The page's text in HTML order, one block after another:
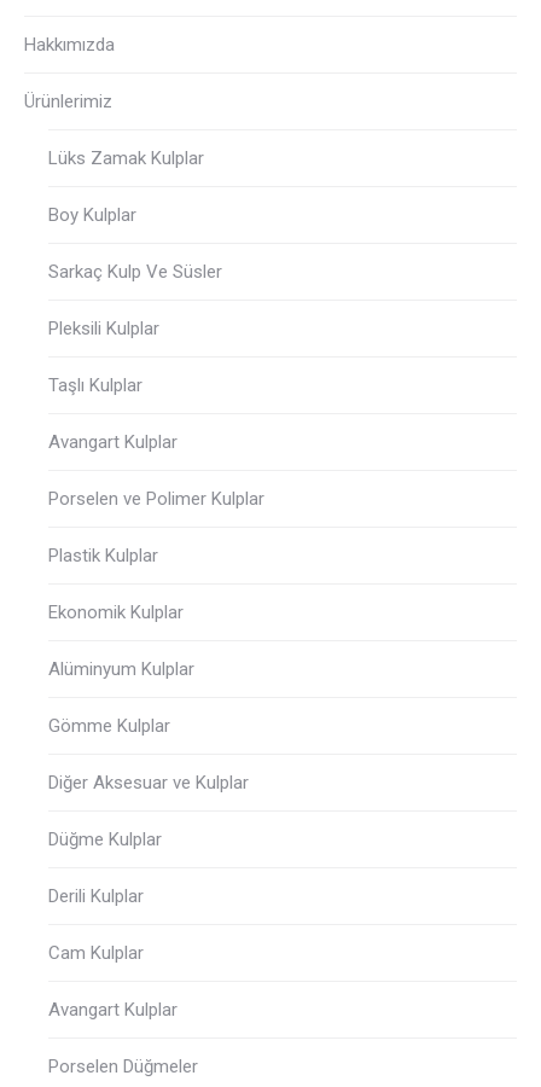
Hakkımızda
Ürünlerimiz
Lüks Zamak Kulplar
Boy Kulplar
Sarkaç Kulp Ve Süsler
Pleksili Kulplar
Taşlı Kulplar
Avangart Kulplar
Porselen ve Polimer Kulplar
Plastik Kulplar
Ekonomik Kulplar
Alüminyum Kulplar
Gömme Kulplar
Diğer Aksesuar ve Kulplar
Düğme Kulplar
Derili Kulplar
Cam Kulplar
Avangart Kulplar
Porselen Düğmeler